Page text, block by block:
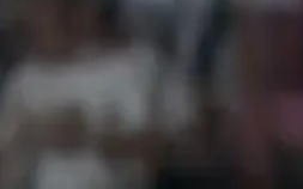
con 9 hombres